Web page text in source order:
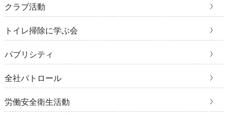
クラブ活動
トイレ掃除に学ぶ会
パブリシティ
全社パトロール
労働安全衛生活動